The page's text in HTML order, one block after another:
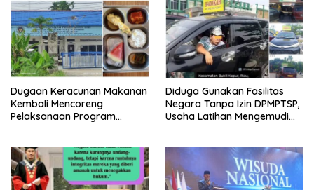
Berkompromi terhadap
Penegakan Hukum
Dugaan Keracunan Makanan
Kembali Mencoreng
Pelaksanaan Program
Bersama Kota Dumai
Diduga Gunakan Fasilitas
Negara Tanpa Izin DPMPTSP,
Usaha Latihan Mengemudi